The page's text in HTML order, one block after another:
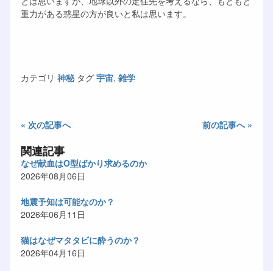
重力がある惑星の方が良いと私は思います。
カテゴリ 神秘 タグ 宇宙, 雑学
« 次の記事へ 前の記事へ »
関連記事
なぜ献血はO型ばかり求めるのか
2026年08月06日
地震予知は可能なのか？
2026年06月11日
猫はなぜマタタビに酔うのか？
2026年04月16日